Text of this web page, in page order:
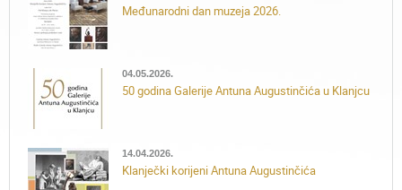
Međunarodni dan muzeja 2026.
04.05.2026.
50 godina Galerije Antuna Augustinčića u Klanjcu
14.04.2026.
Klanječki korijeni Antuna Augustinčića